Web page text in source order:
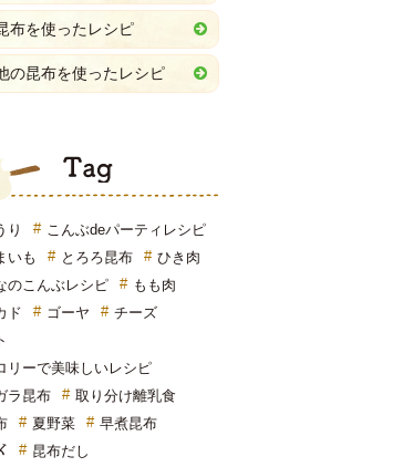
布を使ったレシピ
の昆布を使ったレシピ
り
こんぶdeパーティレシピ
いも
とろろ昆布
ひき肉
のこんぶレシピ
もも肉
ド
ゴーヤ
チーズ
リーで美味しいレシピ
ラ昆布
取り分け離乳食
夏野菜
早煮昆布
昆布だし